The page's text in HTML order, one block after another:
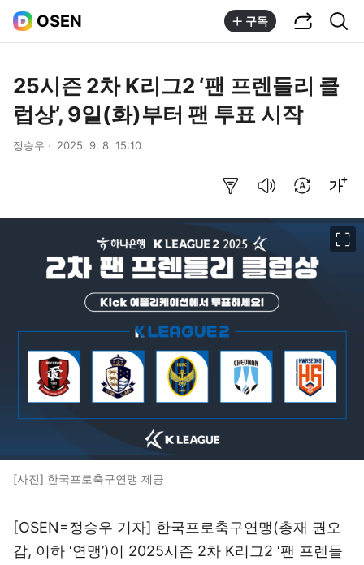
OSEN 구독
25시즌 2차 K리그2 ‘팬 프렌들리 클
럽상’, 9일(화)부터 팬 투표 시작
정승우 2025. 9. 8. 15:10
[사진] 한국프로축구연맹 제공
[OSEN=정승우 기자] 한국프로축구연맹(총재 권오
갑, 이하 ‘연맹’)이 2025시즌 2차 K리그2 ‘팬 프렌들